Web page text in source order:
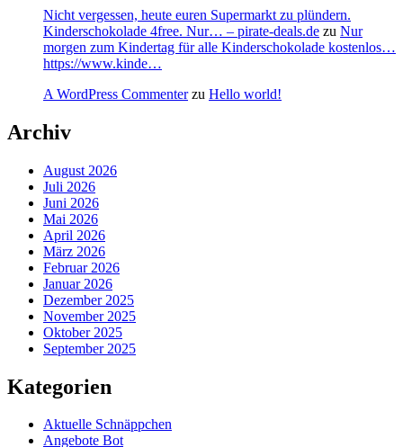
Nicht vergessen, heute euren Supermarkt zu plündern.
Kinderschokolade 4free. Nur… – pirate-deals.de zu Nur
morgen zum Kindertag für alle Kinderschokolade kostenlos…
https://www.kinde…
A WordPress Commenterzu Hello world!
Archiv
August 2026
Juli 2026
Juni 2026
Mai 2026
April 2026
März 2026
Februar 2026
Januar 2026
Dezember 2025
November 2025
Oktober 2025
September 2025
Kategorien
Aktuelle Schnäppchen
Angebote Bot